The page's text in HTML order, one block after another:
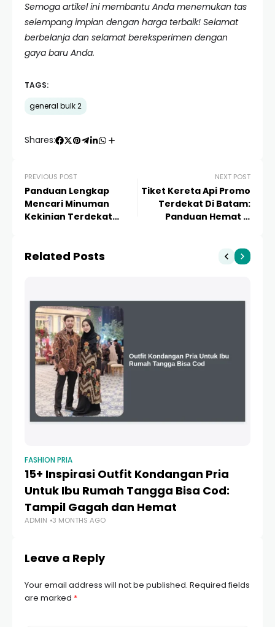
Semoga artikel ini membantu Anda menemukan tas
selempang impian dengan harga terbaik! Selamat
berbelanja dan selamat bereksperimen dengan
gaya baru Anda.
TAGS:
general bulk 2
Shares:
PREVIOUS POST
Panduan Lengkap
Mencari Minuman
Kekinian Terdekat
NEXT POST
Tiket Kereta Api Promo
Terdekat Di Batam:
Panduan Hemat &
Related Posts
FASHION PRIA
15+ Inspirasi Outfit Kondangan Pria
Untuk Ibu Rumah Tangga Bisa Cod:
Tampil Gagah dan Hemat
ADMIN 3 MONTHS AGO
Leave a Reply
Your email address will not be published. Required fields
are marked *